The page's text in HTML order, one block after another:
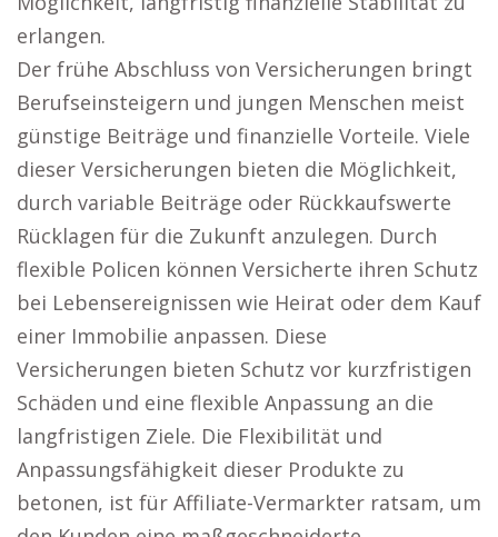
erlangen.
Der frühe Abschluss von Versicherungen bringt
Berufseinsteigern und jungen Menschen meist
günstige Beiträge und finanzielle Vorteile. Viele
dieser Versicherungen bieten die Möglichkeit,
durch variable Beiträge oder Rückkaufswerte
Rücklagen für die Zukunft anzulegen. Durch
flexible Policen können Versicherte ihren Schutz
bei Lebensereignissen wie Heirat oder dem Kauf
einer Immobilie anpassen. Diese
Versicherungen bieten Schutz vor kurzfristigen
Schäden und eine flexible Anpassung an die
langfristigen Ziele. Die Flexibilität und
Anpassungsfähigkeit dieser Produkte zu
betonen, ist für Affiliate-Vermarkter ratsam, um